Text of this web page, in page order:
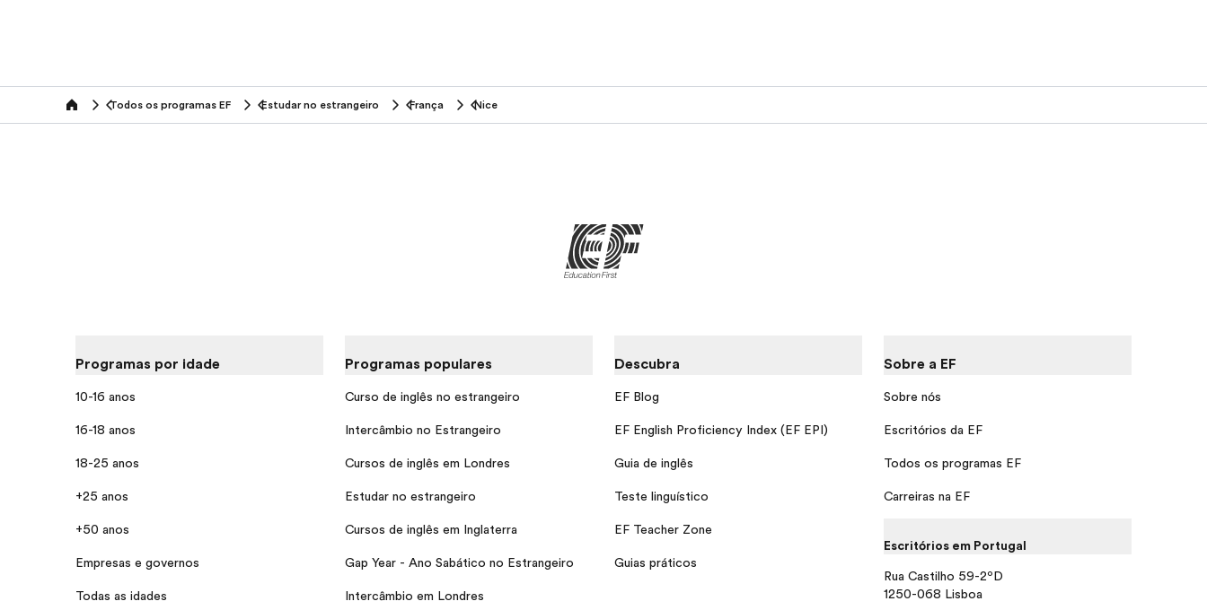
home Todos os programas EF Estudar no estrangeiro França Nice
Programas por idade
10-16 anos
16-18 anos
18-25 anos
+25 anos
+50 anos
Empresas e governos
Todas as idades
Programas populares
Curso de inglês no estrangeiro
Intercâmbio no Estrangeiro
Cursos de inglês em Londres
Estudar no estrangeiro
Cursos de inglês em Inglaterra
Gap Year - Ano Sabático no Estrangeiro
Intercâmbio em Londres
Descubra
EF Blog
EF English Proficiency Index (EF EPI)
Guia de inglês
Teste linguístico
EF Teacher Zone
Guias práticos
Sobre a EF
Sobre nós
Escritórios da EF
Todos os programas EF
Carreiras na EF
Escritórios em Portugal
Rua Castilho 59-2ºD
1250-068 Lisboa